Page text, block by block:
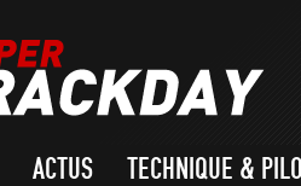
ACTUS TECHNIQUE &